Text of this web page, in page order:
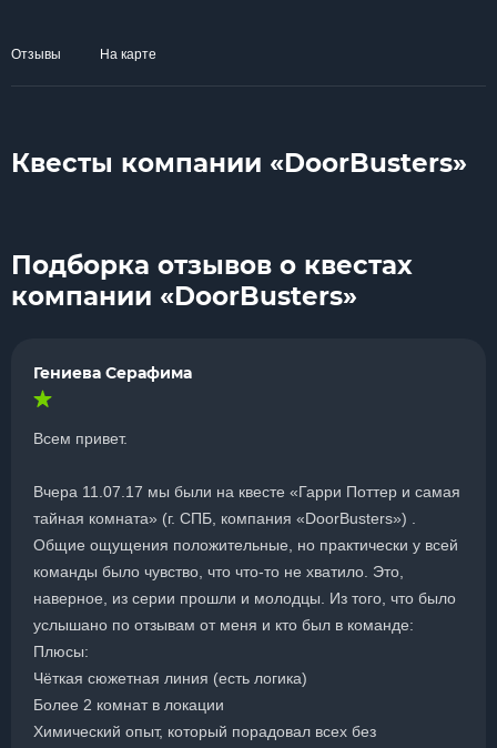
Отзывы На карте
Квесты компании «DoorBusters»
Подборка отзывов о квестах
компании «DoorBusters»
Гениева Серафима
Всем привет.
Вчера 11.07.17 мы были на квесте «Гарри Поттер и самая
тайная комната» (г. СПБ, компания «DoorBusters») .
Общие ощущения положительные, но практически у всей
команды было чувство, что что-то не хватило. Это,
наверное, из серии прошли и молодцы. Из того, что было
услышано по отзывам от меня и кто был в команде:
Плюсы:
Чёткая сюжетная линия (есть логика)
Более 2 комнат в локации
Химический опыт, который порадовал всех без